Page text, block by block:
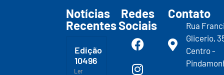
Notícias
Recentes
Edição
10496
Ler
Redes
Sociais
Contato
Rua
Glicerio,
Centro -